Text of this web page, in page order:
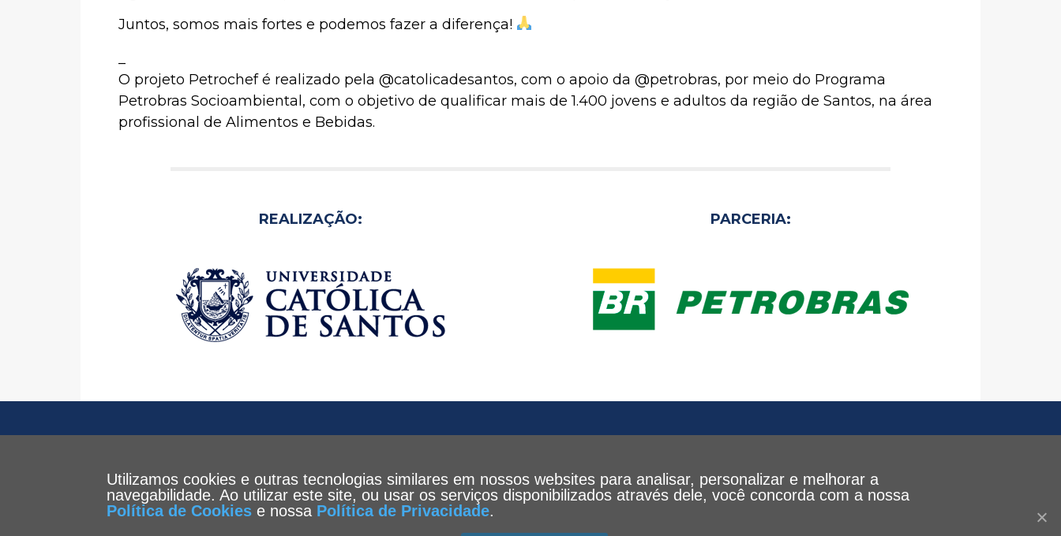
Juntos, somos mais fortes e podemos fazer a diferença!
O projeto Petrochef é realizado pela @catolicadesantos, com o apoio da @petrobras, por meio do Programa
Petrobras Socioambiental, com o objetivo de qualificar mais de 1.400 jovens e adultos da região de Santos, na área
profissional de Alimentos e Bebidas.
REALIZAÇÃO: PARCERIA:
Utilizamos cookies e outras tecnologias similares em nossos websites para analisar, personalizar e melhorar a
navegabilidade. Ao utilizar este site, ou usar os serviços disponibilizados através dele, você concorda com a nossa
Política de Cookiese nossa Política de Privacidade.